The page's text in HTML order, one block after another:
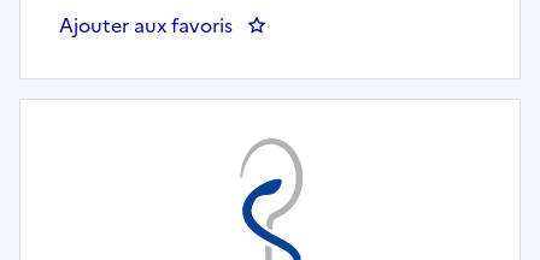
Ajouter aux favoris : CONTROLEUR DE GESTION